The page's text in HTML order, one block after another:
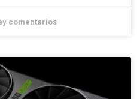
comentarios